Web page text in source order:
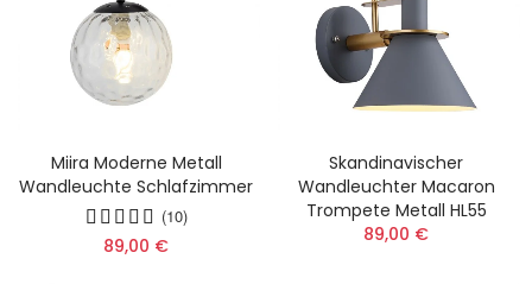
Miira Moderne Metall
Wandleuchte Schlafzimmer
(10)
89,00 €
Skandinavischer
Wandleuchter Macaron
Trompete Metall HL55
89,00 €